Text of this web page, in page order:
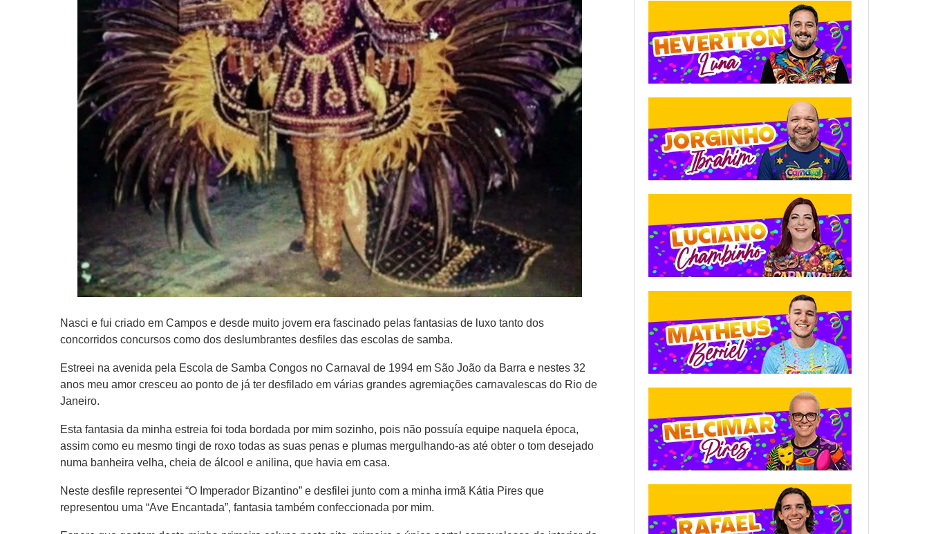
Nasci e fui criado em Campos e desde muito jovem era fascinado pelas fantasias de luxo tanto dos
concorridos concursos como dos deslumbrantes desfiles das escolas de samba.
Estreei na avenida pela Escola de Samba Congos no Carnaval de 1994 em São João da Barra e nestes 32
anos meu amor cresceu ao ponto de já ter desfilado em várias grandes agremiações carnavalescas do Rio de
Janeiro.
Esta fantasia da minha estreia foi toda bordada por mim sozinho, pois não possuía equipe naquela época,
assim como eu mesmo tingi de roxo todas as suas penas e plumas mergulhando-as até obter o tom desejado
numa banheira velha, cheia de álcool e anilina, que havia em casa.
Neste desfile representei “O Imperador Bizantino” e desfilei junto com a minha irmã Kátia Pires que
representou uma “Ave Encantada”, fantasia também confeccionada por mim.